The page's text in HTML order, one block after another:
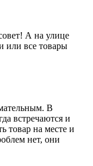
А на улице
или все товары
В
встречаются и
товар на месте и
нет, они